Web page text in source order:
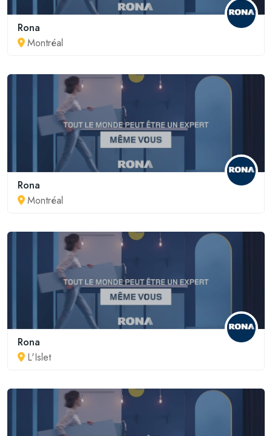
Rona
Montréal
Rona
Montréal
Rona
L'Islet